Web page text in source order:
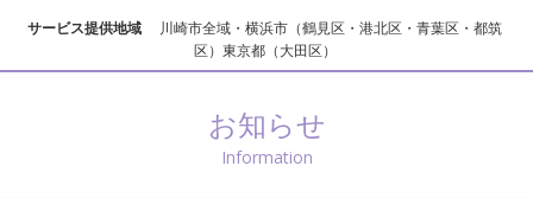
サービス提供地域
川崎市全域・横浜市（鶴見区・港北区・青葉区・都筑
区）東京都（大田区）
お知らせ
Information